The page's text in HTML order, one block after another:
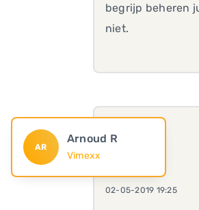
begrijp beheren
niet.
AR
Arnoud R
Vimexx
02-05-2019 19:25